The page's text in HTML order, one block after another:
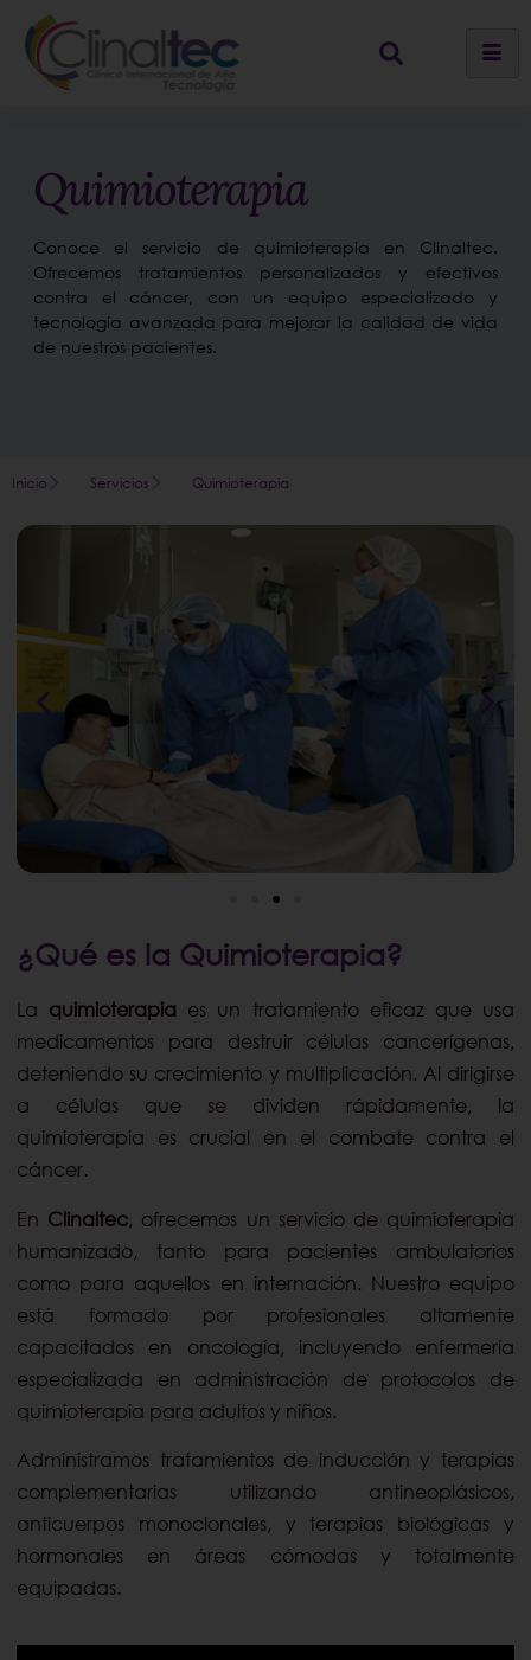
Quimioterapia
Conoce el servicio de quimioterapia en Clinaltec.
Ofrecemos tratamientos personalizados y efectivos
contra el cáncer, con un equipo especializado y
tecnología avanzada para mejorar la calidad de vida
de nuestros pacientes.
Inicio Servicios Quimioterapia
¿Qué es la Quimioterapia?
La quimioterapia es un tratamiento eficaz que usa
medicamentos para destruir células cancerígenas,
deteniendo su crecimiento y multiplicación. Al dirigirse
a células que se dividen rápidamente, la
quimioterapia es crucial en el combate contra el
cáncer.
En Clinaltec, ofrecemos un servicio de quimioterapia
humanizado, tanto para pacientes ambulatorios
como para aquellos en internación. Nuestro equipo
está formado por profesionales altamente
capacitados en oncología, incluyendo enfermería
especializada en administración de protocolos de
quimioterapia para adultos y niños.
Administramos tratamientos de inducción y terapias
complementarias utilizando antineoplásicos,
anticuerpos monoclonales, y terapias biológicas y
hormonales en áreas cómodas y totalmente
equipadas.